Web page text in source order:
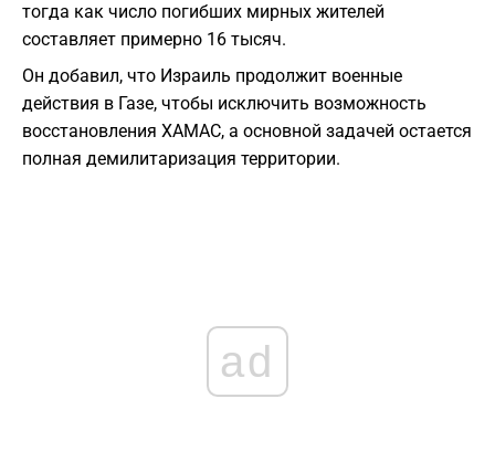
тогда как число погибших мирных жителей
составляет примерно 16 тысяч.
Он добавил, что Израиль продолжит военные
действия в Газе, чтобы исключить возможность
восстановления ХАМАС, а основной задачей остается
полная демилитаризация территории.
ad